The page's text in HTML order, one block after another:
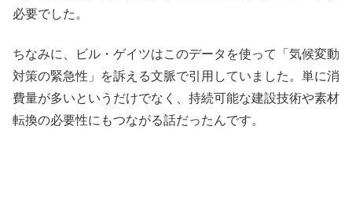
必要でした。
ちなみに、ビル・ゲイツはこのデータを使って「気候変動
対策の緊急性」を訴える文脈で引用していました。単に消
費量が多いというだけでなく、持続可能な建設技術や素材
転換の必要性にもつながる話だったんです。